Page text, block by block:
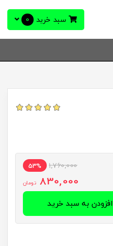
سبد خرید 0
1,760,000
53%
830,000 تومان
افزودن به سبد خرید